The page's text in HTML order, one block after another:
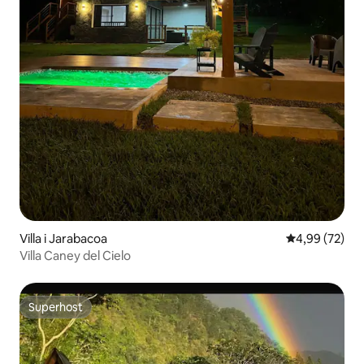
Villa i Jarabacoa 4,99 av 5 i
4,99 (72)
Villa Caney del Cielo
Superhost
Superhost